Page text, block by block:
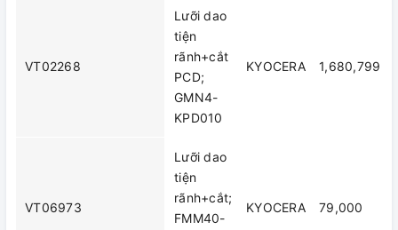
VT02268
Lưỡi dao
tiện
rãnh+cắt
PCD;
GMN4-
KPD010
KYOCERA 1,680,799
VT06973
Lưỡi dao
tiện
rãnh+cắt;
FMM40-
KYOCERA 79,000